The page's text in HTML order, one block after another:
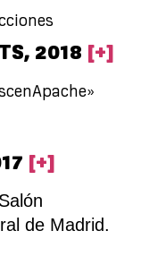
2018 [+]
[+]
de Madrid.